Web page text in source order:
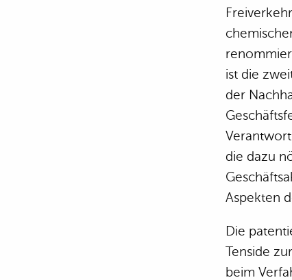
ist die
der
die dazu
Aspekten
Die
Tenside
beim